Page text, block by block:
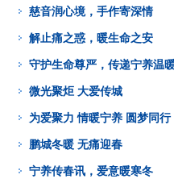
慈音润心境，手作寄深情
解止痛之惑，暖生命之安
守护生命尊严，传递宁养温
微光聚炬 大爱传城
为爱聚力 情暖宁养 圆梦同行
鹏城冬暖 无痛迎春
宁养传春讯，爱意暖寒冬